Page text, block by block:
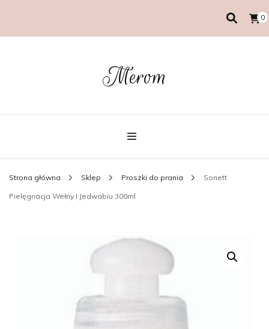
0
Merom
Strona główna Sklep Proszki do prania Sonett
Pielęgnacja Wełny I Jedwabiu 300ml